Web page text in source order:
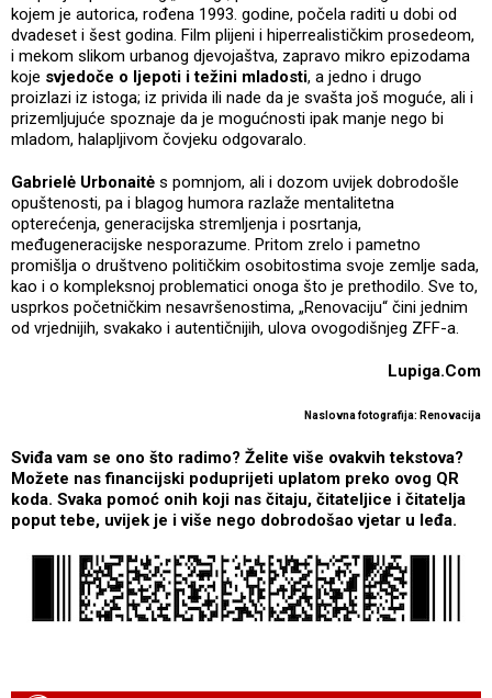
kojem je autorica, rođena 1993. godine, počela raditi u dobi od
dvadeset i šest godina. Film plijeni i hiperrealističkim prosedeom,
i mekom slikom urbanog djevojaštva, zapravo mikro epizodama
koje svjedoče o ljepoti i težini mladosti, a jedno i drugo
proizlazi iz istoga; iz privida ili nade da je svašta još moguće, ali i
prizemljujuće spoznaje da je mogućnosti ipak manje nego bi
mladom, halapljivom čovjeku odgovaralo.
Gabrielė Urbonaitė s pomnjom, ali i dozom uvijek dobrodošle
opuštenosti, pa i blagog humora razlaže mentalitetna
opterećenja, generacijska stremljenja i posrtanja,
međugeneracijske nesporazume. Pritom zrelo i pametno
promišlja o društveno političkim osobitostima svoje zemlje sada,
kao i o kompleksnoj problematici onoga što je prethodilo. Sve to,
usprkos početničkim nesavršenostima, „Renovaciju“ čini jednim
od vrjednijih, svakako i autentičnijih, ulova ovogodišnjeg ZFF-a.
Lupiga.Com
Naslovna fotografija: Renovacija
Sviđa vam se ono što radimo? Želite više ovakvih tekstova?
Možete nas financijski poduprijeti uplatom preko ovog QR
koda. Svaka pomoć onih koji nas čitaju, čitateljice i čitatelja
poput tebe, uvijek je i više nego dobrodošao vjetar u leđa.